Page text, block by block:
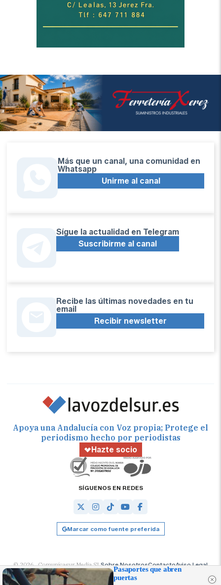
Más que un canal, una comunidad en
Whatsapp
Unirme al canal
Sígue la actualidad en Telegram
Suscribirme al canal
Recibe las últimas novedades en tu
email
Recibir newsletter
Apoya una Andalucía con Voz propia; Protege el
periodismo hecho por periodistas
Hazte socio
SÍGUENOS EN REDES
Marcar como fuente preferida
© 2026 Comunicasur Media SLSobre NosotrosContactoAviso Legal
Política de CookiesRSSDesarrollado porOA Cloud
Pasaportes que abren
puertas